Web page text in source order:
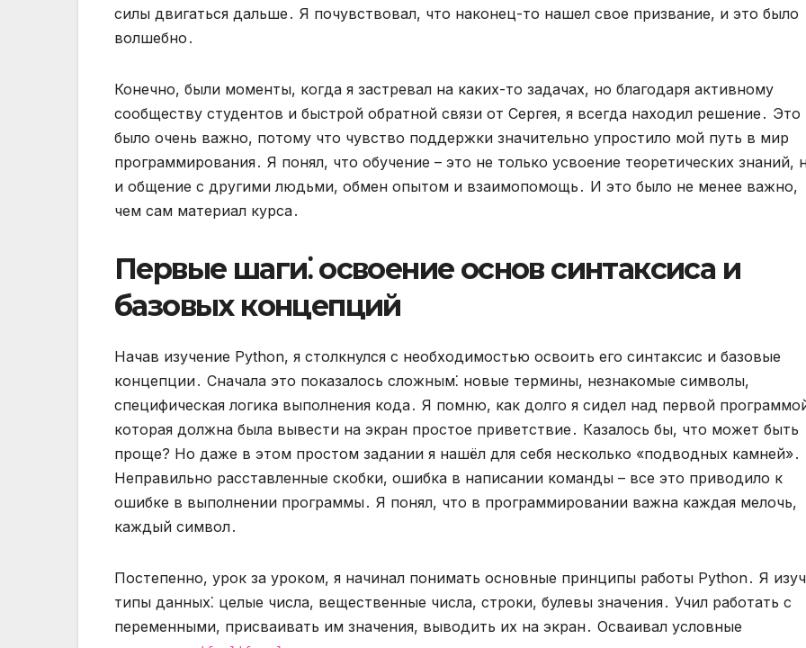
силы двигаться дальше․ Я почувствовал, что наконец-то нашел свое призвание, и это было
волшебно․
Конечно, были моменты, когда я застревал на каких-то задачах, но благодаря активному
сообществу студентов и быстрой обратной связи от Сергея, я всегда находил решение․ Это
было очень важно, потому что чувство поддержки значительно упростило мой путь в мир
программирования․ Я понял, что обучение – это не только усвоение теоретических знаний,
и общение с другими людьми, обмен опытом и взаимопомощь․ И это было не менее важно,
чем сам материал курса․
Первые шаги⁚ освоение основ синтаксиса и
базовых концепций
Начав изучение Python, я столкнулся с необходимостью освоить его синтаксис и базовые
концепции․ Сначала это показалось сложным⁚ новые термины, незнакомые символы,
специфическая логика выполнения кода․ Я помню, как долго я сидел над первой
которая должна была вывести на экран простое приветствие․ Казалось бы, что может быть
проще? Но даже в этом простом задании я нашёл для себя несколько «подводных камней»․
Неправильно расставленные скобки, ошибка в написании команды – все это приводило к
ошибке в выполнении программы․ Я понял, что в программировании важна каждая мелочь,
каждый символ․
Постепенно, урок за уроком, я начинал понимать основные принципы работы Python․ Я
типы данных⁚ целые числа, вещественные числа, строки, булевы значения․ Учил работать с
переменными, присваивать им значения, выводить их на экран․ Осваивал условные